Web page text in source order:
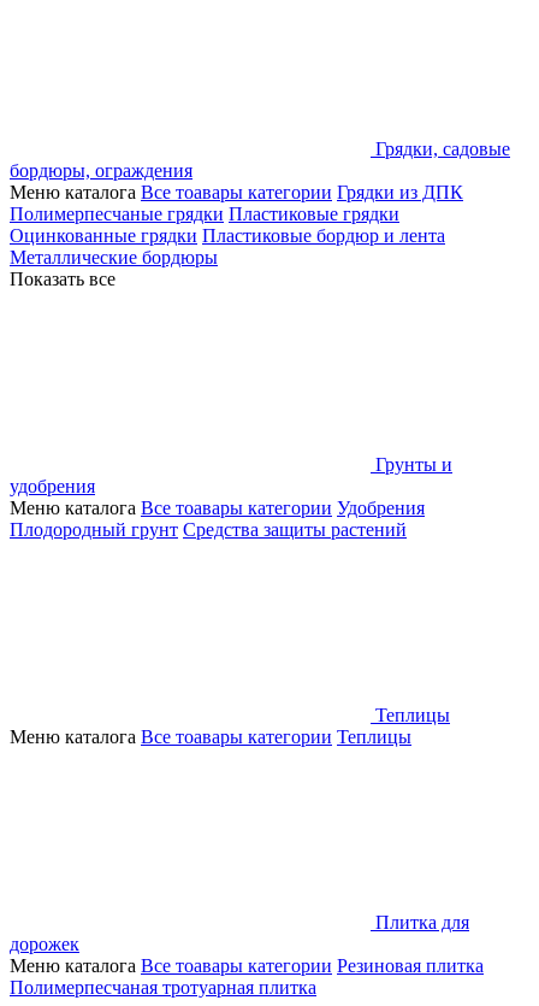
Грядки, садовые
бордюры, ограждения
Меню каталога Все тоавары категории Грядки из ДПК
Полимерпесчаные грядки Пластиковые грядки
Оцинкованные грядки Пластиковые бордюр и лента
Металлические бордюры
Показать все
Грунты и
удобрения
Меню каталога Все тоавары категории Удобрения
Плодородный грунт Средства защиты растений
Теплицы
Меню каталога Все тоавары категории Теплицы
Плитка для
дорожек
Меню каталога Все тоавары категории Резиновая плитка
Полимерпесчаная тротуарная плитка